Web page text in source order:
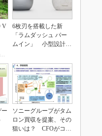
V
PR(COCO VILLA on GOETHE)
6枚刃を搭載した新
「ラムダッシュ パー
ムイン」 小型設計と
ー
ソニーグループがタム
ロン買収を提案、その
狙いは？ CFOがコメ